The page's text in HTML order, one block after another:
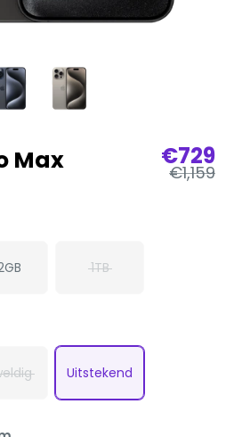
Max €729
Normale
prijs
€1,159
1TB
Uitstekend